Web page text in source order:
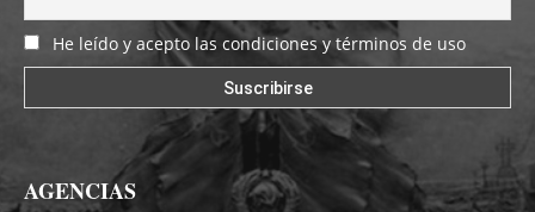
He leído y acepto las condiciones y términos de uso
AGENCIAS